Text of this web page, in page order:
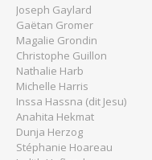
Joseph Gaylard
Gaëtan Gromer
Magalie Grondin
Christophe Guillon
Nathalie Harb
Michelle Harris
Inssa Hassna (dit Jesu)
Anahita Hekmat
Dunja Herzog
Stéphanie Hoareau